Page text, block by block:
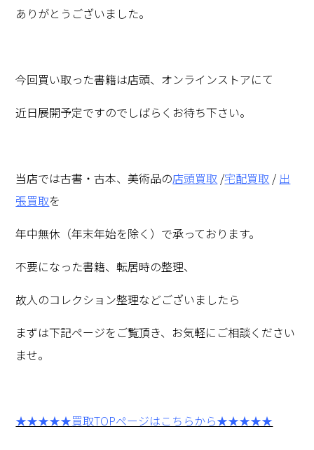
ありがとうございました。
今回買い取った書籍は店頭、オンラインストアにて
近日展開予定ですのでしばらくお待ち下さい。
当店では古書・古本、美術品の店頭買取 /宅配買取 / 出
張買取を
年中無休（年末年始を除く）で承っております。
不要になった書籍、転居時の整理、
故人のコレクション整理などございましたら
まずは下記ページをご覧頂き、お気軽にご相談ください
ませ。
★★★★★買取TOPページはこちらから★★★★★